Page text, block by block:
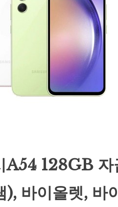
A54 128GB 자
바이올렛, 바